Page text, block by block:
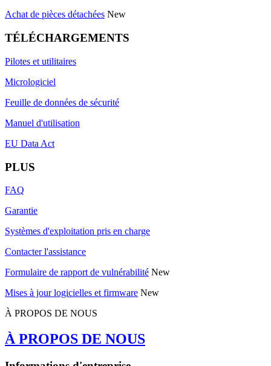
Achat de pièces détachées New
TÉLÉCHARGEMENTS
Pilotes et utilitaires
Micrologiciel
Feuille de données de sécurité
Manuel d'utilisation
EU Data Act
PLUS
FAQ
Garantie
Systèmes d'exploitation pris en charge
Contacter l'assistance
Formulaire de rapport de vulnérabilité New
Mises à jour logicielles et firmware New
À PROPOS DE NOUS
À PROPOS DE NOUS